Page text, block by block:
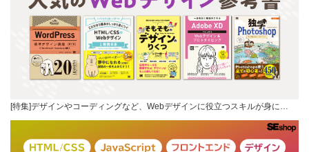
[特集]デザインやコーディングなど、Webデザインに役立つスキルが身に…